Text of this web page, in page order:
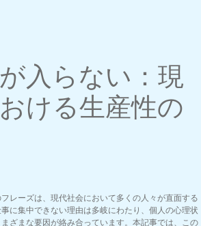
入らない：現
ける生産性の
レーズは、現代社会において多くの人々が直面する
に集中できない理由は多岐にわたり、個人の心理状
ざまな要因が絡み合っています。本記事では、この